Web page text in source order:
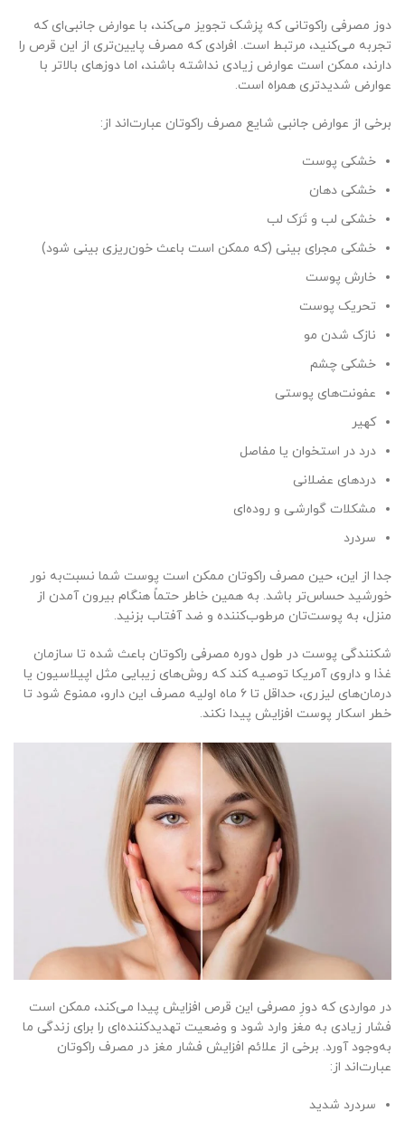
دوز مصرفی راکوتانی که پزشک تجویز می‌کند، با عوارض جانبی‌ای که
تجربه می‌کنید، مرتبط است. افرادی که مصرف پایین‌تری از این قرص را
دارند، ممکن است عوارض زیادی نداشته باشند، اما دوزهای بالاتر با
عوارض شدید‌تری همراه است.
برخی از عوارض جانبی شایع مصرف راکوتان عبارت‌اند از:
خشکی پوست
خشکی دهان
خشکی لب و تَرَک لب
خشکی مجرای بینی (که ممکن است باعث خون‌ریزی بینی شود)
خارش پوست
تحریک پوست
نازک شدن مو
خشکی چشم
عفونت‌های پوستی
کهیر
درد در استخوان یا مفاصل
درد‌های عضلانی
مشکلات گوارشی و روده‌ای
سردرد
جدا از این، حین مصرف راکوتان ممکن است پوست شما نسبت‌به نور
خورشید حساس‌تر باشد. به همین خاطر حتماً هنگام بیرون آمدن از
منزل، به پوست‌تان مرطوب‌کننده و ضد آفتاب بزنید.
شکنندگی پوست در طول دوره مصرفی راکوتان باعث شده تا سازمان
غذا و داروی آمریکا توصیه کند که روش‌های زیبایی‌ مثل اپیلاسیون یا
درمان‌های لیزری، حداقل تا ۶ ماه اولیه مصرف این دارو، ممنوع شود تا
خطر اسکار پوست افزایش پیدا نکند.
در مواردی که دوزِ مصرفی این قرص افزایش پیدا می‌کند، ممکن است
فشار زیادی به مغز وارد شود و وضعیت تهدیدکننده‌ای را برای زندگی ما
به‌وجود آورد. برخی از علائم افزایش فشار مغز در مصرف راکوتان
عبارت‌اند از:
سردرد شدید